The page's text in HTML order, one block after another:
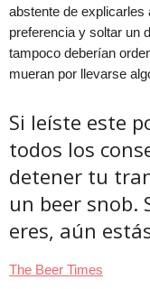
abstente de explicarles
preferencia y soltar un
tampoco deberían
mueran por llevarse
Si leíste este
todos los
detener tu
un beer snob.
eres, aún
The Beer Times